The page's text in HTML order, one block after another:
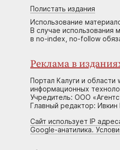
Полистать издания
Использование
В случае использования
в no-index, no-follow
Реклама в
Портал Калуги и
информационных
Учредитель: ООО
Главный редактор: Ивкин
Сайт использует IP
Google-анатилика.